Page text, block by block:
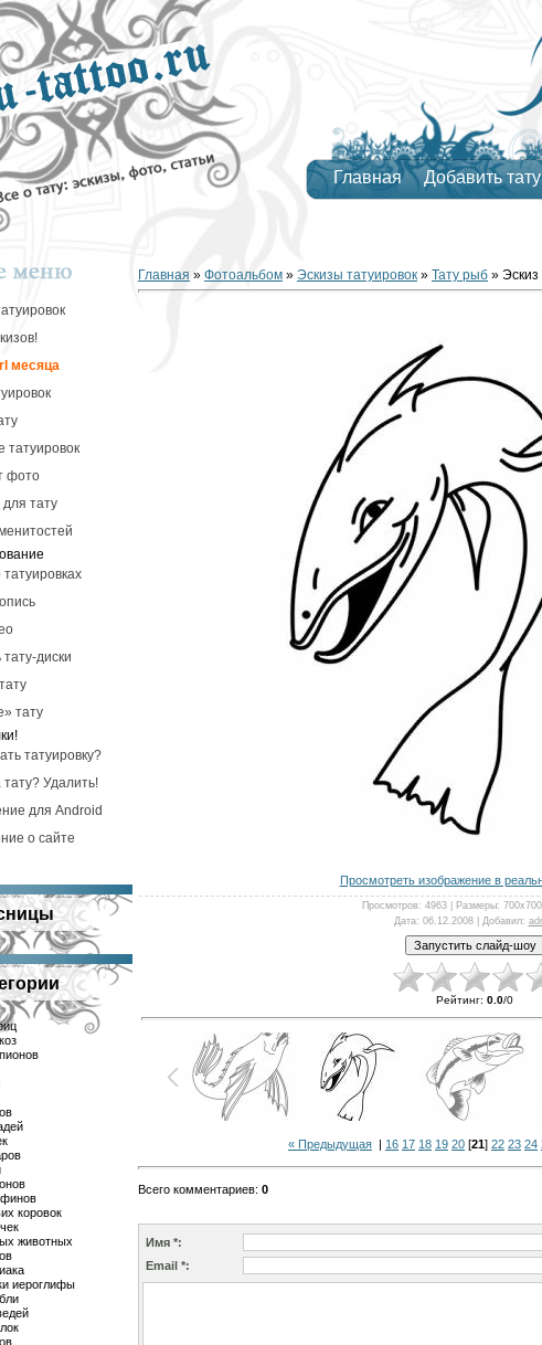
Главная Добавить тату
месяца
татуировок
фото
тату
тату-диски
тату
татуировку?
Удалить!
для Android
о сайте
коровок
животных
иероглифы
Главная » Фотоальбом » Эскизы татуировок » Тату рыб »
Просмотреть изображение в
Просмотров: 4963 | Размеры:
Дата: 06.12.2008 | Добавил:
Рейтинг: 0.0/0
« Предыдущая | 16 17 18 19 20 [21] 22 23 24
Всего комментариев: 0
Имя *:
Email *: